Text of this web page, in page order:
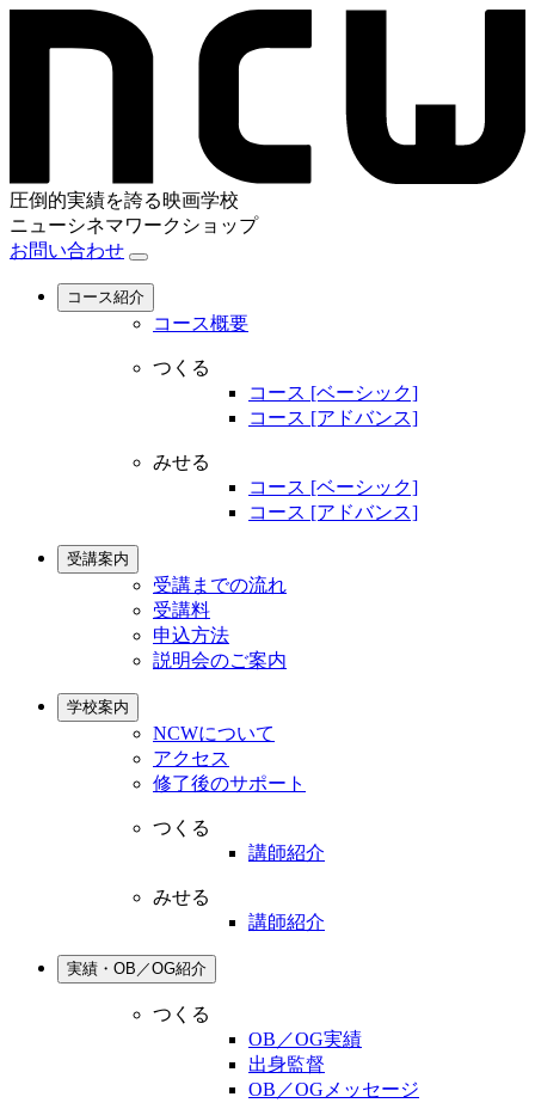
圧倒的実績を誇る映画学校
ニューシネマワークショップ
お問い合わせ
コース紹介
コース概要
つくる
コース [ベーシック]
コース [アドバンス]
みせる
コース [ベーシック]
コース [アドバンス]
受講案内
受講までの流れ
受講料
申込方法
説明会のご案内
学校案内
NCWについて
アクセス
修了後のサポート
つくる
講師紹介
みせる
講師紹介
実績・OB／OG紹介
つくる
OB／OG実績
出身監督
OB／OGメッセージ